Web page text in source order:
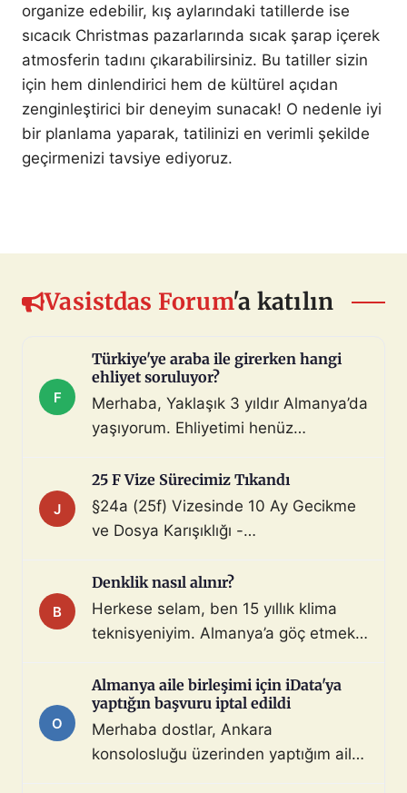
organize edebilir, kış aylarındaki tatillerde ise
sıcacık Christmas pazarlarında sıcak şarap içerek
atmosferin tadını çıkarabilirsiniz. Bu tatiller sizin
için hem dinlendirici hem de kültürel açıdan
zenginleştirici bir deneyim sunacak! O nedenle iyi
bir planlama yaparak, tatilinizi en verimli şekilde
geçirmenizi tavsiye ediyoruz.
Vasistdas Forum'a katılın
F
Türkiye'ye araba ile girerken hangi
ehliyet soruluyor?
Merhaba, Yaklaşık 3 yıldır Almanya’da
yaşıyorum. Ehliyetimi henüz
çoktan halletmem gerekiyordu ama
maalesef yapmadım). Diyelim ki bir
araç satın aldım ve gerekli tüm
ehliyeti olan biri aracı kullanarak beni
Türkiye sınır […]
J
25 F Vize Sürecimiz Tıkandı
§24a (25f) Vizesinde 10 Ay Gecikme
ve Dosya Karışıklığı -
Merhaba, §24a BeschV (Profesyonel
Sürücü) vize sürecimizde 10 ayı
geride bıraktık ve çıkmaza girdik.
Özeti: Başvuru: 29.08.2025 (İstanbul
iDATA - Aile dahil). Dosyada […]
B
Denklik nasıl alınır?
Herkese selam, ben 15 yıllık klima
teknisyeniyim. Almanya’a göç etmek
topladım ve yeminli almanca tercüme
ettim. Bu konuda ya da iş bulma
konusunda destek ve önerilerinizi
bekliyorum. 3 gönderi - 3 katılımcı
O
Almanya aile birleşimi için iData'ya
yaptığın başvuru iptal edildi
Merhaba dostlar, Ankara
konsolosluğu üzerinden yaptığım aile